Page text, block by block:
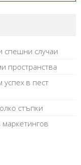
случаи
пространства
в пест
стъпки